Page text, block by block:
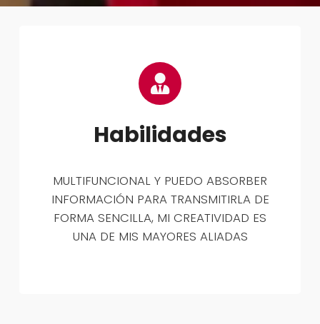
Habilidades
MULTIFUNCIONAL Y PUEDO ABSORBER
INFORMACIÓN PARA TRANSMITIRLA DE
FORMA SENCILLA, MI CREATIVIDAD ES
UNA DE MIS MAYORES ALIADAS